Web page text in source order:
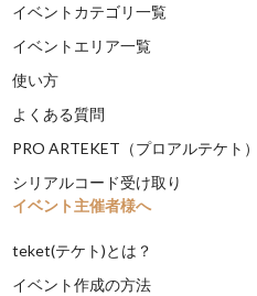
イベントカテゴリ一覧
イベントエリア一覧
使い方
よくある質問
PRO ARTEKET（プロアルテケト）
シリアルコード受け取り
イベント主催者様へ
teket(テケト)とは？
イベント作成の方法